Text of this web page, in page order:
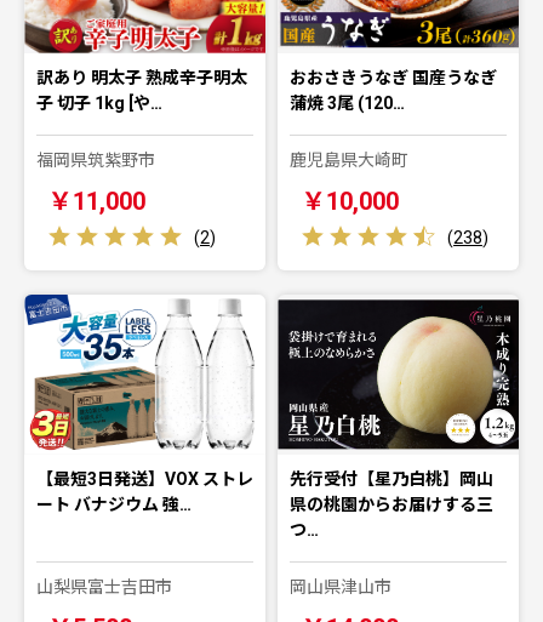
訳あり 明太子 熟成辛子明太
子 切子 1kg [や…
福岡県筑紫野市
￥11,000
(2)
おおさきうなぎ 国産うなぎ
蒲焼 3尾 (120…
鹿児島県大崎町
￥10,000
(238)
【最短3日発送】VOX ストレ
ート バナジウム 強…
山梨県富士吉田市
先行受付【星乃白桃】岡山
県の桃園からお届けする三
つ…
岡山県津山市